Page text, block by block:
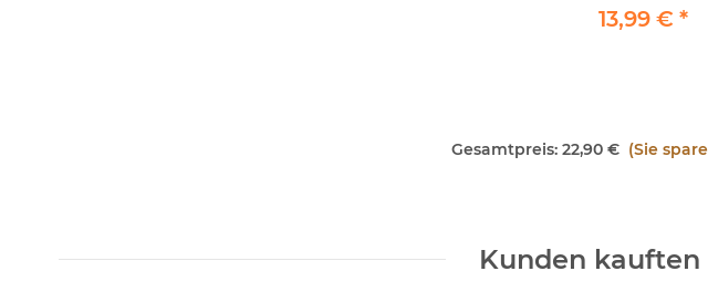
13,99 € *
Gesamtpreis: 22,90 € (Sie
Kunden